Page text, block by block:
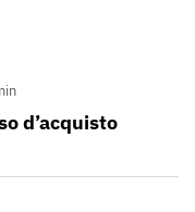
d’acquisto